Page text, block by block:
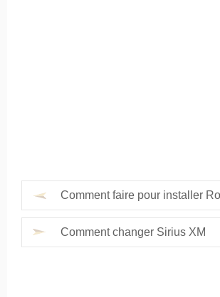
Comment faire pour installer
Comment changer Sirius XM